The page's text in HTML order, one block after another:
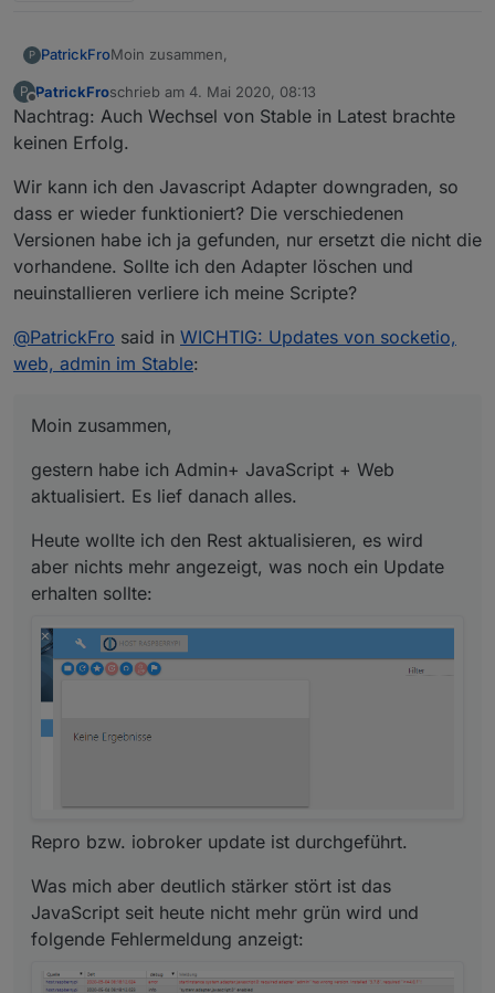
P PatrickFroMoin zusammen,
gestern habe ich Admin+ JavaScript + Web
aktualisiert. Es lief danach alles.
Heute wollte ich den Rest aktualisieren, es wird
erhalten sollte:
Repro bzw. iobroker update ist durchgeführt.
Was mich aber deutlich stärker stört ist das
JavaScript seit heute nicht mehr grün wird und
folgende Fehlermeldung anzeigt:
Jedoch:
Wie bekomme ich Javascript wieder zum Laufen?
P
Offline
PatrickFroschrieb am 4. Mai 2020, 08:13
zuletzt editiert von
Nachtrag: Auch Wechsel von Stable in Latest brachte
keinen Erfolg.
Wir kann ich den Javascript Adapter downgraden, so
dass er wieder funktioniert? Die verschiedenen
Versionen habe ich ja gefunden, nur ersetzt die nicht die
vorhandene. Sollte ich den Adapter löschen und
neuinstallieren verliere ich meine Scripte?
@PatrickFro said in WICHTIG: Updates von socketio,
web, admin im Stable:
Moin zusammen,
gestern habe ich Admin+ JavaScript + Web
aktualisiert. Es lief danach alles.
Heute wollte ich den Rest aktualisieren, es wird
aber nichts mehr angezeigt, was noch ein Update
erhalten sollte:
Repro bzw. iobroker update ist durchgeführt.
Was mich aber deutlich stärker stört ist das
JavaScript seit heute nicht mehr grün wird und
folgende Fehlermeldung anzeigt: